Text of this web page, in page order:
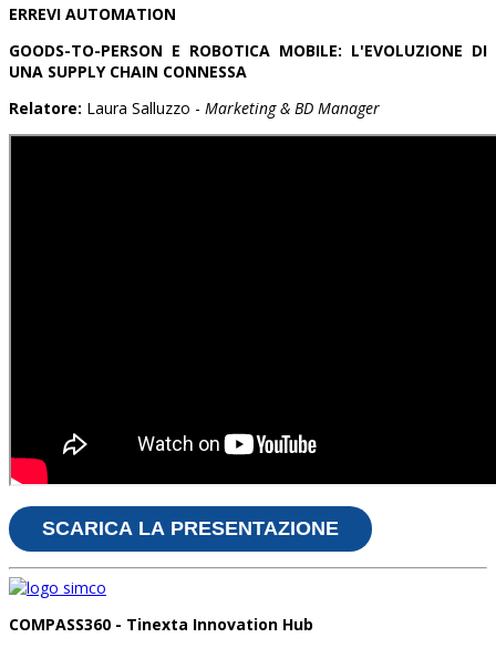
ERREVI AUTOMATION
GOODS-TO-PERSON E ROBOTICA MOBILE: L'EVOLUZIONE DI
UNA SUPPLY CHAIN CONNESSA
Relatore: Laura Salluzzo - Marketing & BD Manager
SCARICA LA PRESENTAZIONE
COMPASS360 - Tinexta Innovation Hub